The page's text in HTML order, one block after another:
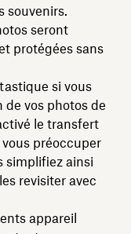
souvenirs.
seront
protégées sans
si vous
de vos photos de
le transfert
préoccuper
simplifiez ainsi
revisiter avec
appareil